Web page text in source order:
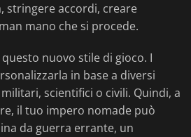
stringere accordi, creare
mano che si procede.
questo nuovo stile di gioco. I
in base a diversi
scientifici o civili. Quindi, a
il tuo impero nomade può
da guerra errante, un